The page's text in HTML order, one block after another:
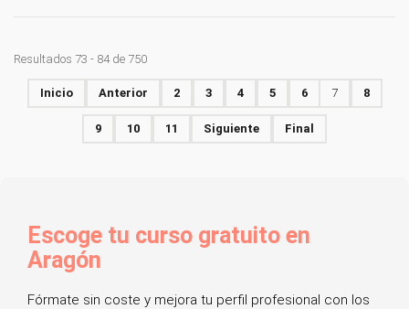
Resultados 73 - 84 de 750
Inicio Anterior 2 3 4 5 6 7 8
9 10 11 Siguiente Final
Escoge tu curso gratuito en
Aragón
Fórmate sin coste y mejora tu perfil profesional con los